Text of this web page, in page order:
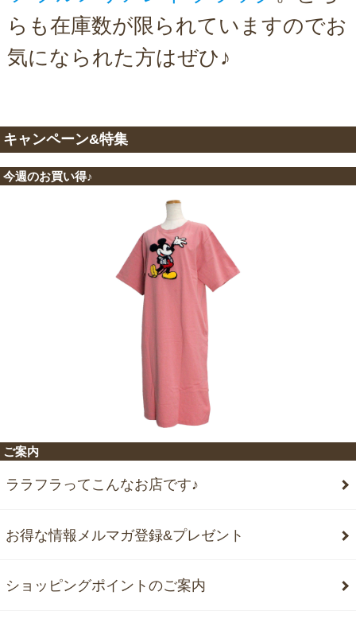
らも在庫数が限られていますのでお
気になられた方はぜひ♪
キャンペーン&特集
今週のお買い得♪
ご案内
ララフラってこんなお店です♪
お得な情報メルマガ登録&プレゼント
ショッピングポイントのご案内